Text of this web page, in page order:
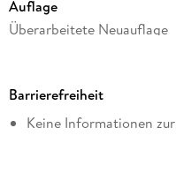
Auflage
Überarbeitete Neuauflage
Reihe
hockebooks
Barrierefreiheit
Keine Informationen